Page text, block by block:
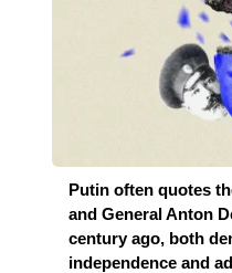
Putin often quotes
and General Anton
century ago, both
independence and